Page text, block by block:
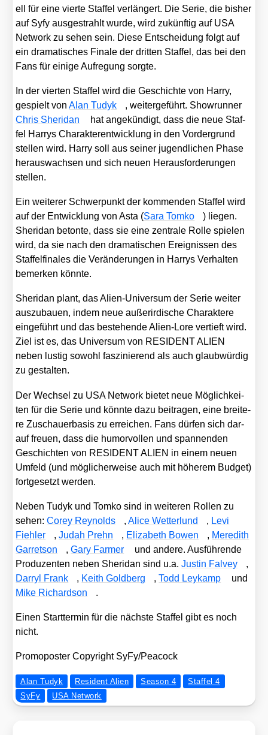
ell für eine vier­te Staf­fel ver­län­gert. Die Serie, die bis­her
auf Syfy aus­ge­strahlt wur­de, wird zukünf­tig auf USA
Net­work zu sehen sein. Die­se Ent­schei­dung folgt auf
ein dra­ma­ti­sches Fina­le der drit­ten Staf­fel, das bei den
Fans für eini­ge Auf­re­gung sorg­te.
In der vier­ten Staf­fel wird die Geschich­te von Har­ry,
gespielt vonAlan Tudyk
, wei­ter­ge­führt. Show­run­ner
Chris Sher­i­dan
hat ange­kün­digt, dass die neue Staf­
fel Har­rys Cha­rak­ter­ent­wick­lung in den Vor­der­grund
stel­len wird. Har­ry soll aus sei­ner jugend­li­chen Pha­se
her­aus­wach­sen und sich neu­en Her­aus­for­de­run­gen
stel­len.
Ein wei­te­rer Schwer­punkt der kom­men­den Staf­fel wird
auf der Ent­wick­lung von Asta (Sara Tom­ko
) lie­gen.
Sher­i­dan beton­te, dass sie eine zen­tra­le Rol­le spie­len
wird, da sie nach den dra­ma­ti­schen Ereig­nis­sen des
Staf­fel­fi­na­les die Ver­än­de­run­gen in Har­rys Ver­hal­ten
bemer­ken könn­te.
Sher­i­dan plant, das Ali­en-Uni­ver­sum der Serie wei­ter
aus­zu­bau­en, indem neue außer­ir­di­sche Cha­rak­te­re
ein­ge­führt und das bestehen­de Ali­en-Lore ver­tieft wird.
Ziel ist es, das Uni­ver­sum von RESIDENT ALIEN
neben lus­tig sowohl fas­zi­nie­rend als auch glaub­wür­dig
zu gestal­ten.
Der Wech­sel zu USA Net­work bie­tet neue Mög­lich­kei­
ten für die Serie und könn­te dazu bei­tra­gen, eine brei­te­
re Zuschau­er­ba­sis zu errei­chen. Fans dür­fen sich dar­
auf freu­en, dass die humor­vol­len und span­nen­den
Geschich­ten von RESIDENT ALIEN in einem neu­en
Umfeld (und mög­li­cher­wei­se auch mit höhe­rem Bud­get)
fort­ge­setzt wer­den.
Neben Tudyk und Tom­ko sind in wei­te­ren Rol­len zu
sehen:Corey Rey­nolds ,Ali­ce Wet­ter­lund , Levi
Fieh­ler
,Judah Prehn , Eliza­beth Bowen , Mer­edith
Gar­ret­son
,Gary Far­mer
und ande­re. Aus­füh­ren­de
Pro­du­zen­ten neben Sher­i­dan sind u.a.Jus­tin Fal­vey
,
Dar­ryl Frank
, Keith Gold­berg ,Todd Ley­kamp
und
Mike Richard­son
.
Einen Start­ter­min für die nächs­te Staf­fel gibt es noch
nicht.
Pro­mo­pos­ter Copy­right SyFy/​Peacock
Alan Tudyk Resident Alien Season 4
Staffel 4
SyFy
USA Network